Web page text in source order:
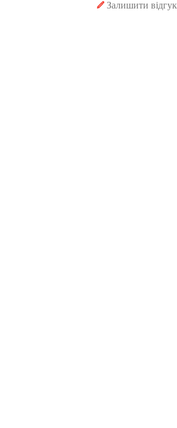
Залишити відгук